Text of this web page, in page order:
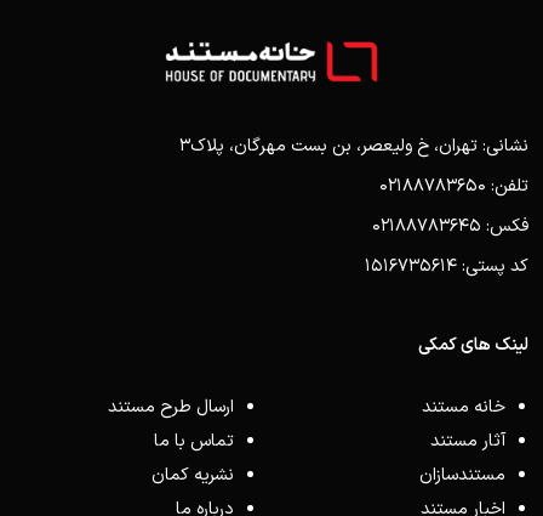
نشانی: تهران، خ ولیعصر، بن بست مهرگان، پلاک3
تلفن: 02188783650
فکس: 02188783645
کد پستی: 1516735614
لینک های کمکی
خانه مستند
آثار مستند
مستندسازان
اخبار مستند
ارسال طرح مستند
تماس با ما
نشریه کمان
درباره ما